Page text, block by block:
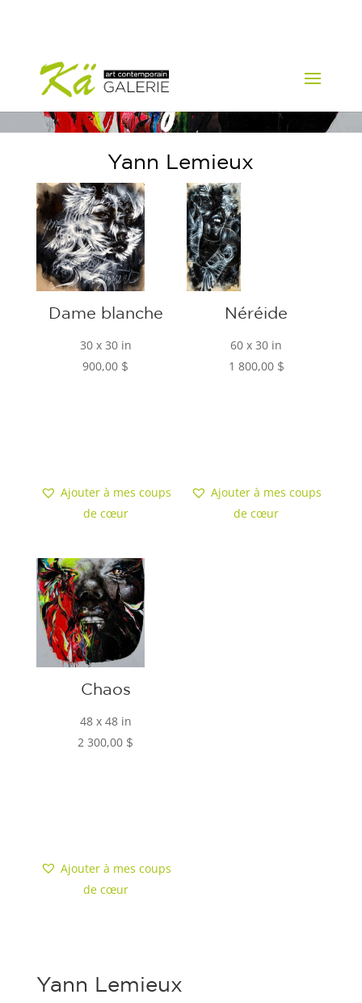
Yann Lemieux
Dame blanche
30 x 30 in
900,00 $
Ajouter à mes coups
de cœur
Néréide
60 x 30 in
1 800,00 $
Ajouter à mes coups
de cœur
Chaos
48 x 48 in
2 300,00 $
Ajouter à mes coups
de cœur
Yann Lemieux